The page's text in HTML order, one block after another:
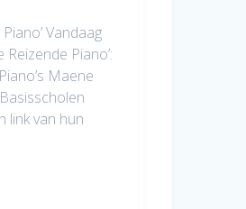
Vandaag
Piano’:
Maene
link van hun